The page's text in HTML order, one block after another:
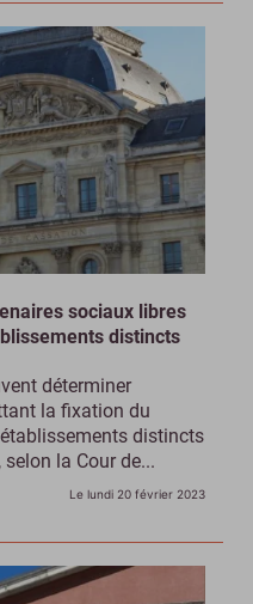
sociaux libres
distincts
déterminer
la fixation du
distincts
la Cour de...
Le lundi 20 février 2023